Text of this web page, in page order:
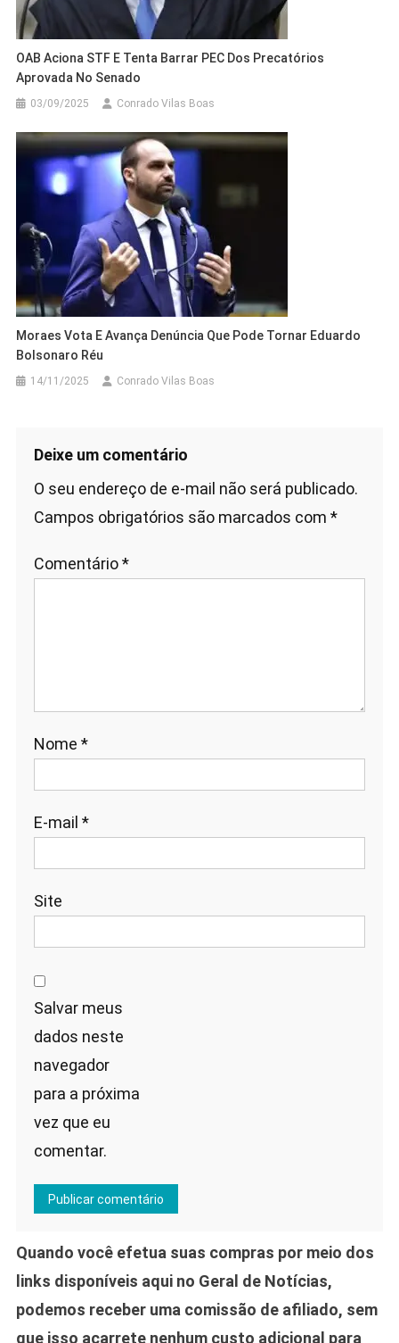
OAB Aciona STF E Tenta Barrar PEC Dos Precatórios
Aprovada No Senado
03/09/2025 Conrado Vilas Boas
Moraes Vota E Avança Denúncia Que Pode Tornar Eduardo
Bolsonaro Réu
14/11/2025 Conrado Vilas Boas
Deixe um comentário
O seu endereço de e-mail não será publicado.
Campos obrigatórios são marcados com *
Comentário*
Nome *
E-mail *
Site
Salvar meus
dados neste
navegador
para a próxima
vez que eu
comentar.
Quando você efetua suas compras por meio dos
links disponíveis aqui no Geral de Notícias,
podemos receber uma comissão de afiliado, sem
que isso acarrete nenhum custo adicional para